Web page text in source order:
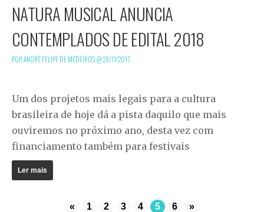
NATURA MUSICAL ANUNCIA
CONTEMPLADOS DE EDITAL 2018
POR ANDRÉ FELIPE DE MEDEIROS @28/11/2017
Um dos projetos mais legais para a cultura
brasileira de hoje dá a pista daquilo que mais
ouviremos no próximo ano, desta vez com
financiamento também para festivais
Ler mais
« 1 2 3 4 5 6 »